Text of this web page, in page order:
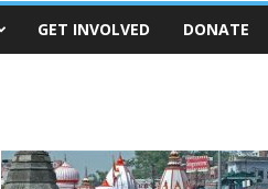
GET INVOLVED DONATE